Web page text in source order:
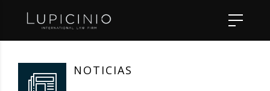
NOTICIAS